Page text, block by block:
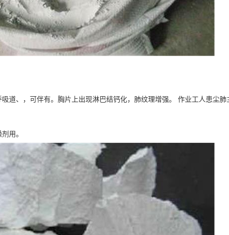
道、，可伴有。胸片上出现淋巴结钙化，肺纹理增强。 作业工人患尘肺
用。